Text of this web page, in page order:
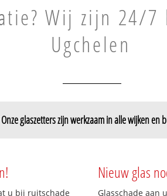
Wij zijn 24/
Ugchelen
glaszetters zijn werkzaam in alle wijken en
u bij ruitschade
Nieuw glas
Glasschade aan